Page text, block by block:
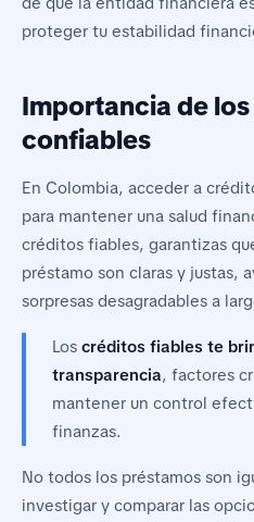
proteger tu estabilidad
Importancia de
confiables
En Colombia, acceder a
para mantener una salud
créditos fiables, garantizas
préstamo son claras y justas,
sorpresas desagradables a
Los créditos fiables te
transparencia, factores
mantener un control
finanzas.
No todos los préstamos son
investigar y comparar las